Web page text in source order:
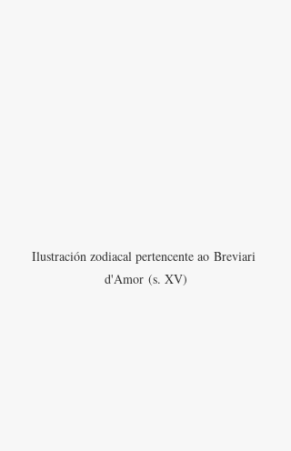
Ilustración zodiacal pertencente ao Breviari
d'Amor (s. XV)